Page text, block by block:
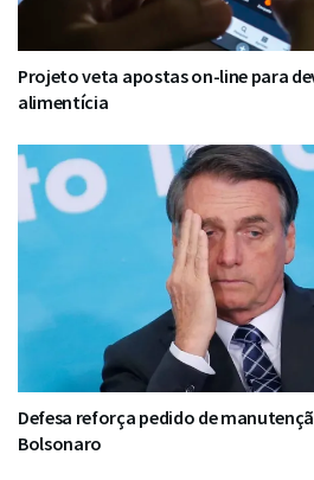
Projeto veta apostas on-line para
alimentícia
Defesa reforça pedido de
Bolsonaro